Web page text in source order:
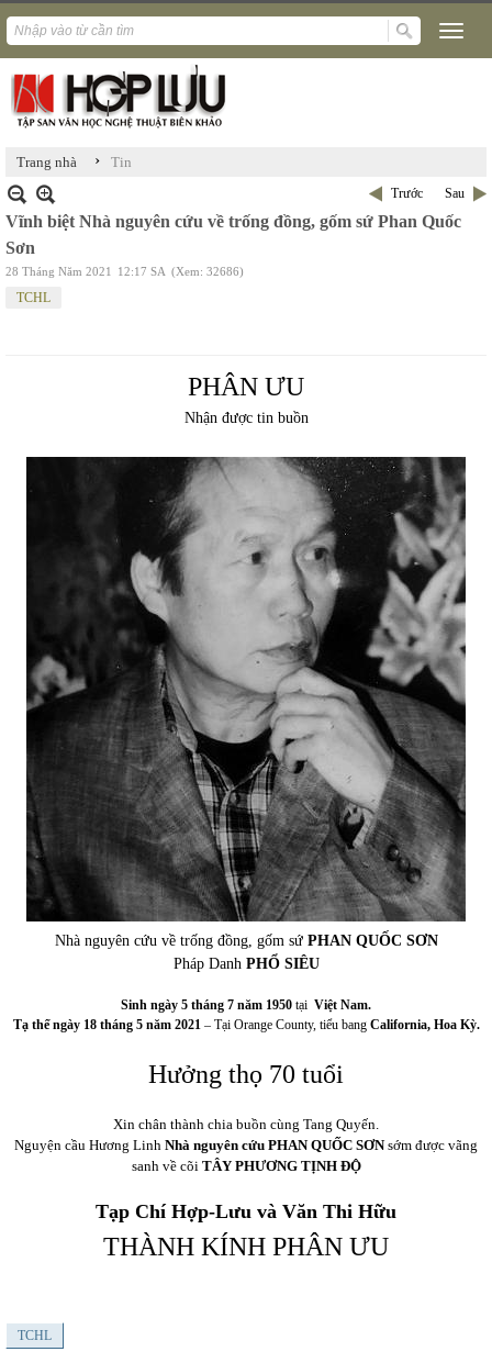
Trang nhà › Tin
Trước Sau
Vĩnh biệt Nhà nguyên cứu về trống đồng, gốm sứ Phan Quốc
Sơn
28 Tháng Năm 2021 12:17 SA (Xem: 32686)
TCHL
PHÂN ƯU
Nhận được tin buồn
Nhà nguyên cứu về trống đồng, gốm sứ PHAN QUỐC SƠN
Pháp Danh PHỔ SIÊU
Sinh ngày 5 tháng 7 năm 1950 tại Việt Nam.
Tạ thế ngày 18 tháng 5 năm 2021– Tại Orange County, tiểu bang California, Hoa Kỳ.
Hưởng thọ 70 tuổi
Xin chân thành chia buồn cùng Tang Quyến.
Nguyện cầu Hương Linh Nhà nguyên cứu PHAN QUỐC SƠNsớm được vãng
sanh về cõiTÂY PHƯƠNG TỊNH ĐỘ
Tạp Chí Hợp-Lưu và Văn Thi Hữu
THÀNH KÍNH PHÂN ƯU
TCHL